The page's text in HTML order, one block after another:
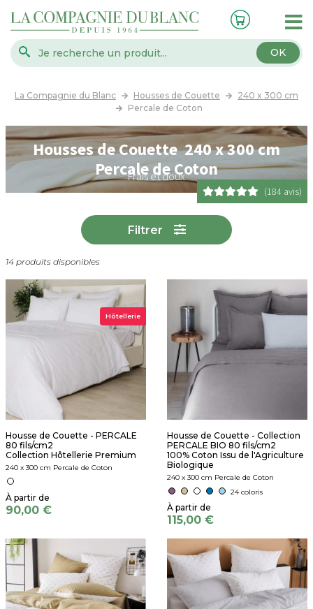
OK
La Compagnie du Blanc Housses de Couette
240 x 300 cm
Percale de Coton
Housses de Couette 240 x 300 cm
Percale de Coton
Frais et doux
(184 avis)
Filtrer
14 produits disponibles
Hôtellerie
Housse de Couette - PERCALE
80 fils/cm2
Collection Hôtellerie Premium
240 x 300 cm Percale de Coton
90,00 €
Housse de Couette - Collection
PERCALE BIO 80 fils/cm2
100% Coton Issu de l'Agriculture
Biologique
240 x 300 cm Percale de Coton
24 coloris
115,00 €